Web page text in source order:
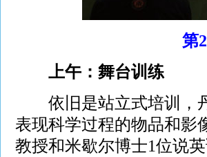
第
上午：舞台训练
依旧是站立式培训，
表现科学过程的物品和影
教授和米歇尔博士1位说